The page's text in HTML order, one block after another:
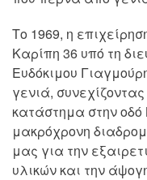
Το 1969, η
Καρίπη 36 υπό τη
Ευδόκιμου
γενιά,
κατάστημα στην
μακρόχρονη
μας για την
υλικών και την